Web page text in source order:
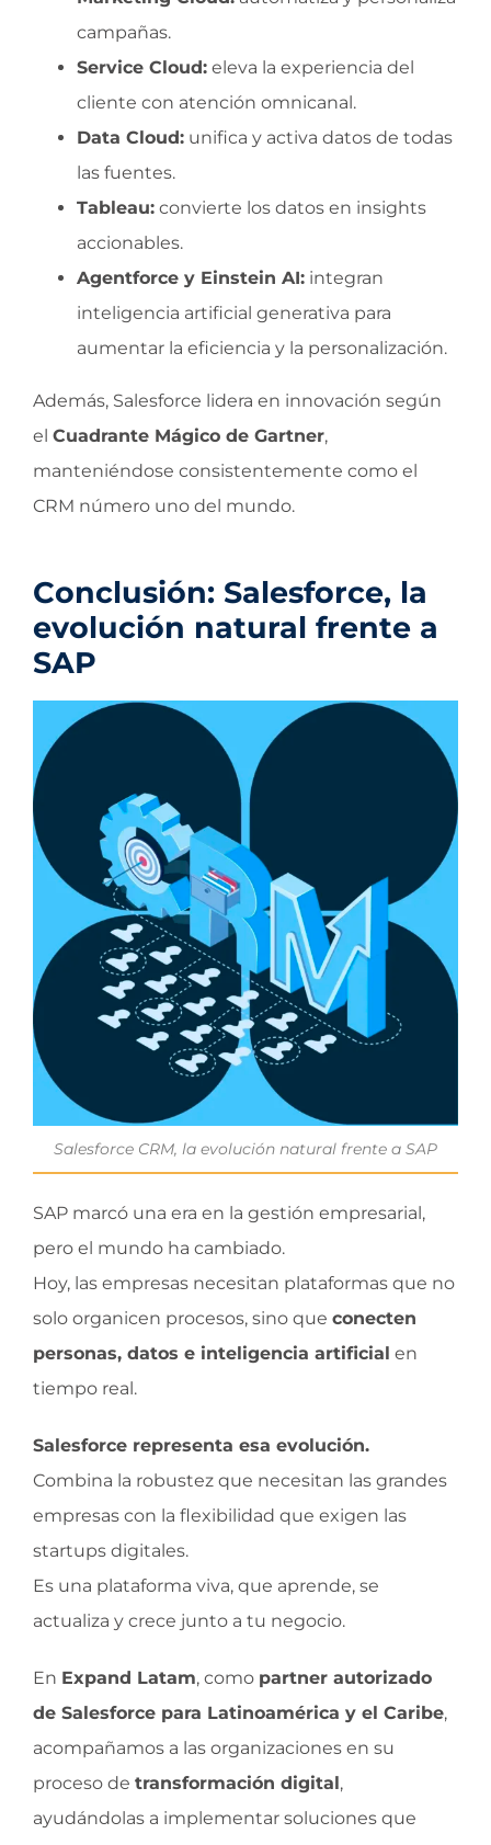
campañas.
Service Cloud: eleva la experiencia del
cliente con atención omnicanal.
Data Cloud: unifica y activa datos de todas
las fuentes.
Tableau: convierte los datos en insights
accionables.
Agentforce y Einstein AI: integran
inteligencia artificial generativa para
aumentar la eficiencia y la personalización.
Además, Salesforce lidera en innovación según
el Cuadrante Mágico de Gartner,
manteniéndose consistentemente como el
CRM número uno del mundo.
Conclusión: Salesforce, la
evolución natural frente a
SAP
Salesforce CRM, la evolución natural frente a SAP
SAP marcó una era en la gestión empresarial,
pero el mundo ha cambiado.
Hoy, las empresas necesitan plataformas que no
solo organicen procesos, sino que conecten
personas, datos e inteligencia artificial en
tiempo real.
Salesforce representa esa evolución.
Combina la robustez que necesitan las grandes
empresas con la flexibilidad que exigen las
startups digitales.
Es una plataforma viva, que aprende, se
actualiza y crece junto a tu negocio.
En Expand Latam, como partner autorizado
de Salesforce para Latinoamérica y el Caribe,
acompañamos a las organizaciones en su
proceso de transformación digital ,
ayudándolas a implementar soluciones que